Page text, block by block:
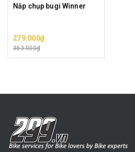
Nắp chụp bugi Winner
279.000₫
363.000₫